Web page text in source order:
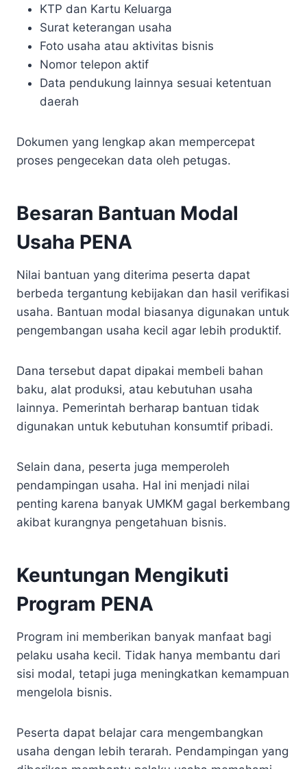
KTP dan Kartu Keluarga
Surat keterangan usaha
Foto usaha atau aktivitas bisnis
Nomor telepon aktif
Data pendukung lainnya sesuai ketentuan
daerah
Dokumen yang lengkap akan mempercepat
proses pengecekan data oleh petugas.
Besaran Bantuan Modal
Usaha PENA
Nilai bantuan yang diterima peserta dapat
berbeda tergantung kebijakan dan hasil verifikasi
usaha. Bantuan modal biasanya digunakan untuk
pengembangan usaha kecil agar lebih produktif.
Dana tersebut dapat dipakai membeli bahan
baku, alat produksi, atau kebutuhan usaha
lainnya. Pemerintah berharap bantuan tidak
digunakan untuk kebutuhan konsumtif pribadi.
Selain dana, peserta juga memperoleh
pendampingan usaha. Hal ini menjadi nilai
penting karena banyak UMKM gagal berkembang
akibat kurangnya pengetahuan bisnis.
Keuntungan Mengikuti
Program PENA
Program ini memberikan banyak manfaat bagi
pelaku usaha kecil. Tidak hanya membantu dari
sisi modal, tetapi juga meningkatkan kemampuan
mengelola bisnis.
Peserta dapat belajar cara mengembangkan
usaha dengan lebih terarah. Pendampingan yang